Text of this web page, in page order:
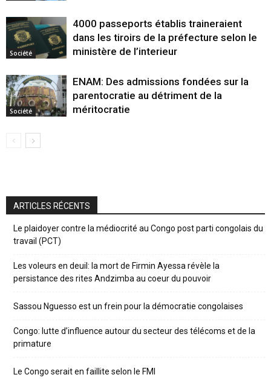
Société
4000 passeports établis traineraient
dans les tiroirs de la préfecture selon le
ministère de l’interieur
Société
ENAM: Des admissions fondées sur la
parentocratie au détriment de la
méritocratie
ARTICLES RÉCENTS
Le plaidoyer contre la médiocrité au Congo post parti congolais du
travail (PCT)
Les voleurs en deuil: la mort de Firmin Ayessa révèle la
persistance des rites Andzimba au coeur du pouvoir
Sassou Nguesso est un frein pour la démocratie congolaises
Congo: lutte d’influence autour du secteur des télécoms et de la
primature
Le Congo serait en faillite selon le FMI